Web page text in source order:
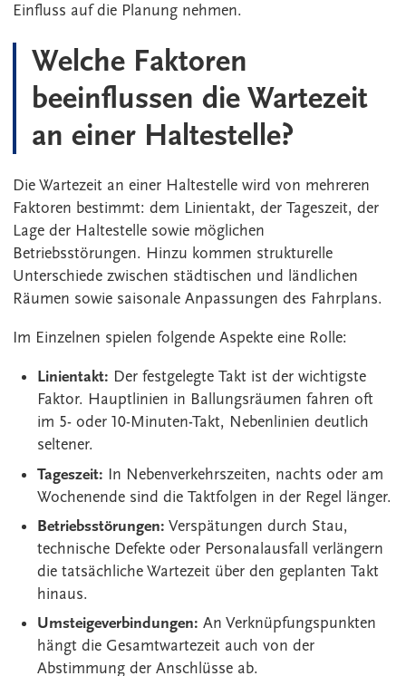
Einfluss auf die Planung nehmen.
Welche Faktoren
beeinflussen die Wartezeit
an einer Haltestelle?
Die Wartezeit an einer Haltestelle wird von mehreren
Faktoren bestimmt: dem Linientakt, der Tageszeit, der
Lage der Haltestelle sowie möglichen
Betriebsstörungen. Hinzu kommen strukturelle
Unterschiede zwischen städtischen und ländlichen
Räumen sowie saisonale Anpassungen des Fahrplans.
Im Einzelnen spielen folgende Aspekte eine Rolle:
Linientakt: Der festgelegte Takt ist der wichtigste
Faktor. Hauptlinien in Ballungsräumen fahren oft
im 5- oder 10-Minuten-Takt, Nebenlinien deutlich
seltener.
Tageszeit: In Nebenverkehrszeiten, nachts oder am
Wochenende sind die Taktfolgen in der Regel länger.
Betriebsstörungen: Verspätungen durch Stau,
technische Defekte oder Personalausfall verlängern
die tatsächliche Wartezeit über den geplanten Takt
hinaus.
Umsteigeverbindungen: An Verknüpfungspunkten
hängt die Gesamtwartezeit auch von der
Abstimmung der Anschlüsse ab.